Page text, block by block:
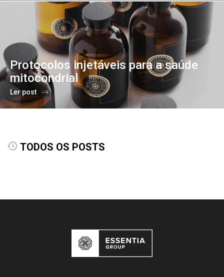
Protocolos injetáveis para a saúde
mitocondrial
Ler post
TODOS OS POSTS